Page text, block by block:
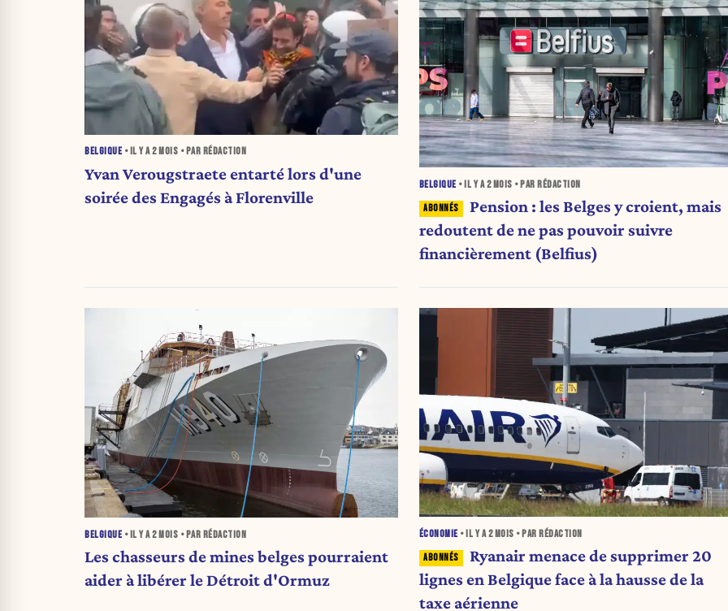
BELGIQUE • IL Y A2 MOIS • PAR RÉDACTION
Yvan Verougstraete entarté lors d'une
soirée des Engagés à Florenville
BELGIQUE • IL Y A2 MOIS • PAR RÉDACTION
Pension : les Belges y croient, mais
redoutent de ne pas pouvoir suivre
financièrement (Belfius)
BELGIQUE • IL Y A2 MOIS • PAR RÉDACTION
Les chasseurs de mines belges pourraient
aider à libérer le Détroit d'Ormuz
ÉCONOMIE • IL Y A2 MOIS • PAR RÉDACTION
Ryanair menace de supprimer 20
lignes en Belgique face à la hausse de la
taxe aérienne